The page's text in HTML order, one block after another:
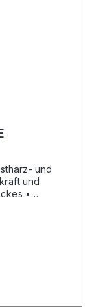
rissiger
DE,
und
•